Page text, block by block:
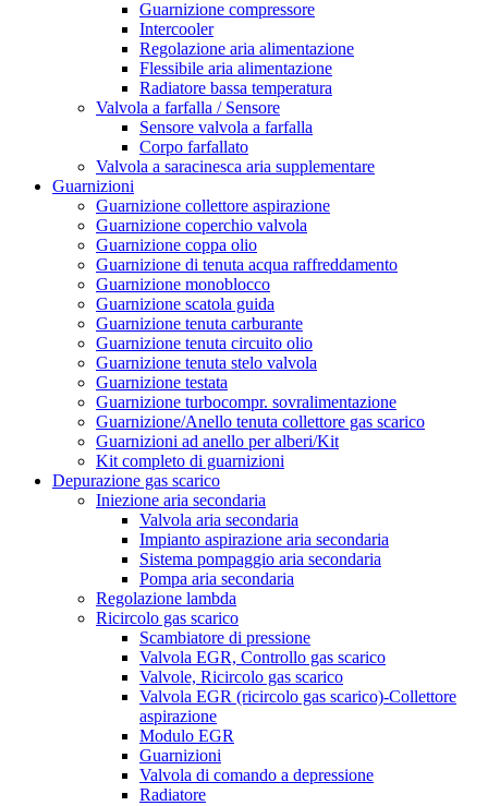
Guarnizione compressore
Intercooler
Regolazione aria alimentazione
Flessibile aria alimentazione
Radiatore bassa temperatura
Valvola a farfalla / Sensore
Sensore valvola a farfalla
Corpo farfallato
Valvola a saracinesca aria supplementare
Guarnizioni
Guarnizione collettore aspirazione
Guarnizione coperchio valvola
Guarnizione coppa olio
Guarnizione di tenuta acqua raffreddamento
Guarnizione monoblocco
Guarnizione scatola guida
Guarnizione tenuta carburante
Guarnizione tenuta circuito olio
Guarnizione tenuta stelo valvola
Guarnizione testata
Guarnizione turbocompr. sovralimentazione
Guarnizione/Anello tenuta collettore gas scarico
Guarnizioni ad anello per alberi/Kit
Kit completo di guarnizioni
Depurazione gas scarico
Iniezione aria secondaria
Valvola aria secondaria
Impianto aspirazione aria secondaria
Sistema pompaggio aria secondaria
Pompa aria secondaria
Regolazione lambda
Ricircolo gas scarico
Scambiatore di pressione
Valvola EGR, Controllo gas scarico
Valvole, Ricircolo gas scarico
Valvola EGR (ricircolo gas scarico)-Collettore
aspirazione
Modulo EGR
Guarnizioni
Valvola di comando a depressione
Radiatore